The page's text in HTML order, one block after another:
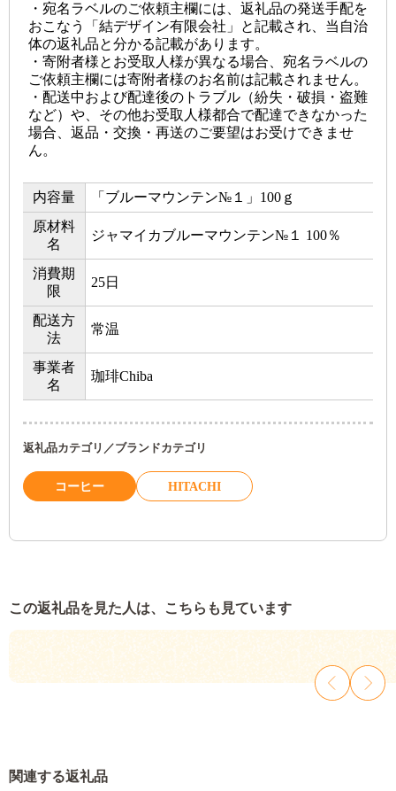
・宛名ラベルのご依頼主欄には、返礼品の発送手配を
おこなう「結デザイン有限会社」と記載され、当自治
体の返礼品と分かる記載があります。
・寄附者様とお受取人様が異なる場合、宛名ラベルの
ご依頼主欄には寄附者様のお名前は記載されません。
・配送中および配達後のトラブル（紛失・破損・盗難
など）や、その他お受取人様都合で配達できなかった
場合、返品・交換・再送のご要望はお受けできませ
ん。
内容量
「ブルーマウンテン№１」100ｇ
原材料
名
ジャマイカブルーマウンテン№１ 100％
消費期
限
25日
配送方
法
常温
事業者
名
珈琲Chiba
返礼品カテゴリ／ブランドカテゴリ
コーヒー HITACHI
この返礼品を見た人は、こちらも見ています
関連する返礼品